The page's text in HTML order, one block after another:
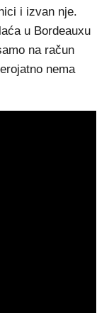
i izvan nje.
u Bordeauxu
na račun
nema